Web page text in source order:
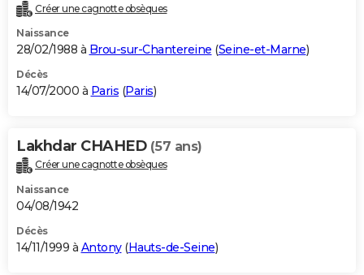
Créer une cagnotte obsèques
Naissance
28/02/1988 à Brou-sur-Chantereine (Seine-et-Marne)
Décès
14/07/2000 à Paris (Paris)
Lakhdar CHAHED (57 ans)
Créer une cagnotte obsèques
Naissance
04/08/1942
Décès
14/11/1999 à Antony(Hauts-de-Seine)